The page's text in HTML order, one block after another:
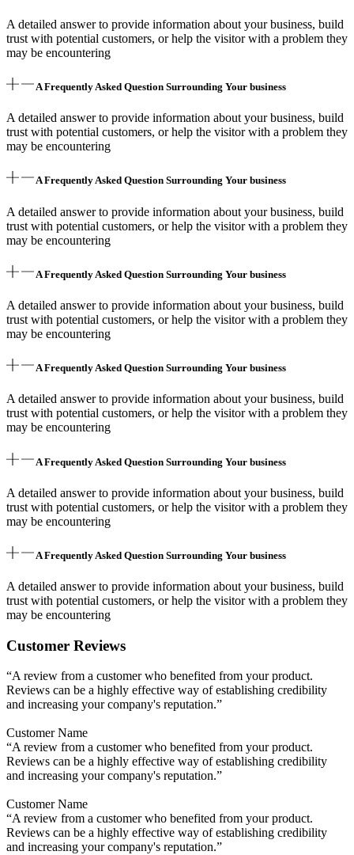
A detailed answer to provide information about your business, build
trust with potential customers, or help the visitor with a problem they
may be encountering
A Frequently Asked Question Surrounding Your business
A detailed answer to provide information about your business, build
trust with potential customers, or help the visitor with a problem they
may be encountering
A Frequently Asked Question Surrounding Your business
A detailed answer to provide information about your business, build
trust with potential customers, or help the visitor with a problem they
may be encountering
A Frequently Asked Question Surrounding Your business
A detailed answer to provide information about your business, build
trust with potential customers, or help the visitor with a problem they
may be encountering
A Frequently Asked Question Surrounding Your business
A detailed answer to provide information about your business, build
trust with potential customers, or help the visitor with a problem they
may be encountering
A Frequently Asked Question Surrounding Your business
A detailed answer to provide information about your business, build
trust with potential customers, or help the visitor with a problem they
may be encountering
A Frequently Asked Question Surrounding Your business
A detailed answer to provide information about your business, build
trust with potential customers, or help the visitor with a problem they
may be encountering
Customer Reviews
“A review from a customer who benefited from your product.
Reviews can be a highly effective way of establishing credibility
and increasing your company's reputation.”
Customer Name
“A review from a customer who benefited from your product.
Reviews can be a highly effective way of establishing credibility
and increasing your company's reputation.”
Customer Name
“A review from a customer who benefited from your product.
Reviews can be a highly effective way of establishing credibility
and increasing your company's reputation.”